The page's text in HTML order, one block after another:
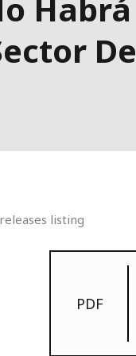
Habrá
De
listing
PDF